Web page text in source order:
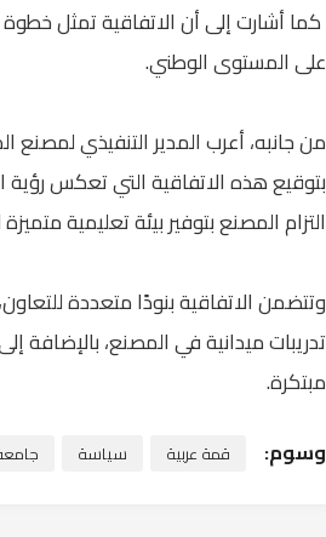
كما أشارت إلى أن الاتفاقية تمثل
على المستوى الوطني.
من جانبه، أعرب المدير التنفيذي لمصنع
بتوقيع هذه الاتفاقية التي تعكس
التزام المصنع بتوفير بيئة تعليمية
وتتضمن الاتفاقية بنودًا متعددة
تدريبات ميدانية في المصنع، بالإضافة
مبتكرة.
وسوم: قمة عربية سياسة